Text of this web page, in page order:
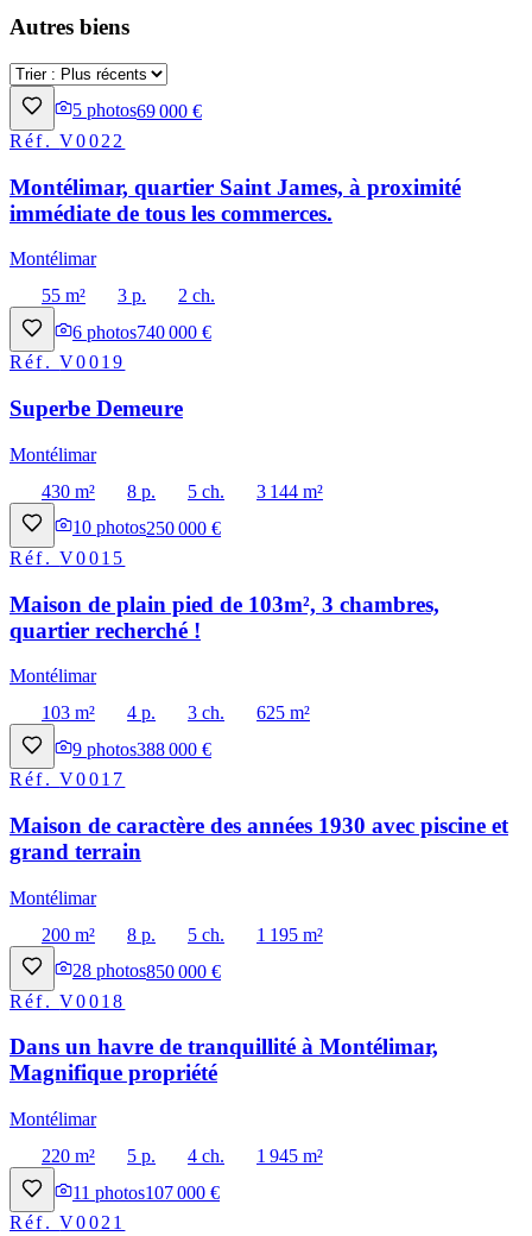
Autres biens
5 photos69 000 €
Réf.V0022
Montélimar, quartier Saint James, à proximité
immédiate de tous les commerces.
Montélimar
55 m²
3 p.
2 ch.
6 photos740 000 €
Réf.V0019
Superbe Demeure
Montélimar
430 m²
8 p. 5 ch.
3 144 m²
10 photos250 000 €
Réf.V0015
Maison de plain pied de 103m², 3 chambres,
quartier recherché !
Montélimar
103 m²
4 p. 3 ch.
625 m²
9 photos388 000 €
Réf.V0017
Maison de caractère des années 1930 avec piscine et
grand terrain
Montélimar
200 m²
8 p. 5 ch.
1 195 m²
28 photos850 000 €
Réf.V0018
Dans un havre de tranquillité à Montélimar,
Magnifique propriété
Montélimar
220 m²
5 p. 4 ch.
1 945 m²
11 photos107 000 €
Réf.V0021